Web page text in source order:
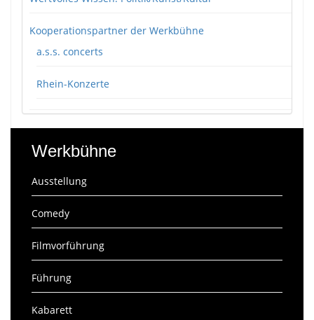
Kooperationspartner der Werkbühne
a.s.s. concerts
Rhein-Konzerte
Werkbühne
Ausstellung
Comedy
Filmvorführung
Führung
Kabarett